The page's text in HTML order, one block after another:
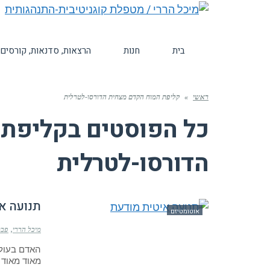
בית חנות הרצאות, סדנאות, קורסים
ראשי » קליפת המוח הקדם מצחית הדורסו-לטרלית
כל הפוסטים ב
הדורסו-לטרלית
אוטומטיזם תנועה
מיכל הררי
האדם
מאוד